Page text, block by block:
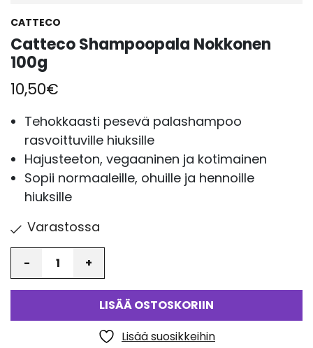
CATTECO
Catteco Shampoopala Nokkonen
100g
10,50€
Tehokkaasti pesevä palashampoo
rasvoittuville hiuksille
Hajusteeton, vegaaninen ja kotimainen
Sopii normaaleille, ohuille ja hennoille
hiuksille
Varastossa
LISÄÄ OSTOSKORIIN
Lisää suosikkeihin